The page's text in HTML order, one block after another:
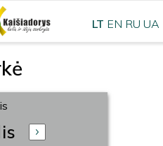
LT EN RU UA